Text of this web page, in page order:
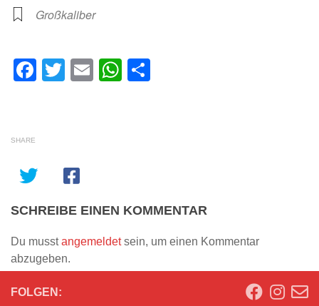
Großkaliber
Facebook
Twitter
EmailWhatsApp
SHARE
SCHREIBE EINEN KOMMENTAR
Du musstangemeldetsein, um einen Kommentar
abzugeben.
FOLGEN: